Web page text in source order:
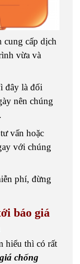
cung cấp dịch
vừa và
đây là đối
nên chúng
vấn hoặc
với chúng
phí, đừng
báo giá
hiểu thì có rất
giá chống